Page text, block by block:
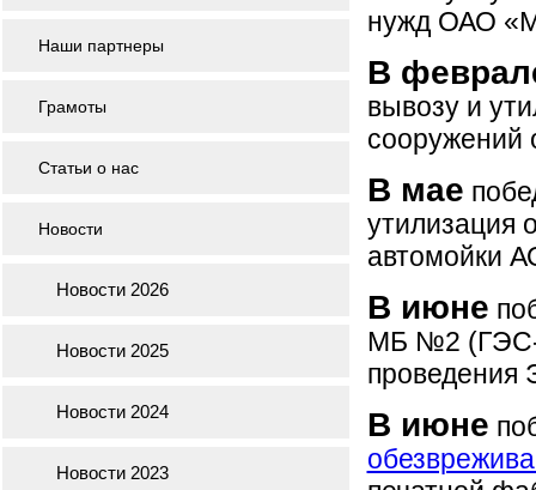
нужд ОАО
В
вывозу и
сооружений
В мае
утилизация
автомойки
В июне
МБ №2 (ГЭС-
проведения
В июне
Наши партнеры
Грамоты
Статьи о нас
Новости
Новости 2026
Новости 2025
Новости 2024
Новости 2023